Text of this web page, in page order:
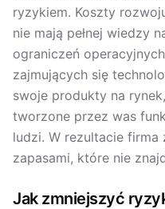
ryzykiem. Koszty
nie mają pełnej wiedzy
ograniczeń
zajmujących się
swoje produkty na
tworzone przez was
ludzi. W rezultacie firma
zapasami, które nie
Jak zmniejszyć